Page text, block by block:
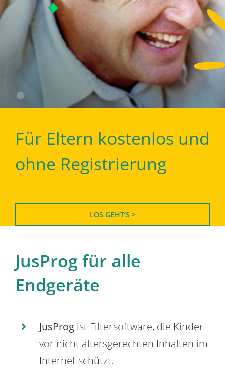
Für Eltern kostenlos und
ohne Registrierung
LOS GEHT’S >
JusProg für alle
Endgeräte
JusProg ist Filtersoftware, die Kinder
vor nicht altersgerechten Inhalten im
Internet schützt.